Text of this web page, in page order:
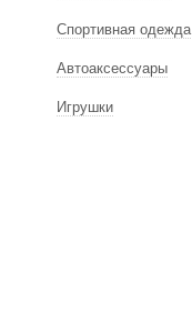
Спортивная одежда
Автоаксессуары
Игрушки